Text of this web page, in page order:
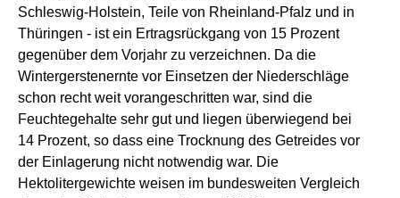
Schleswig-Holstein, Teile von Rheinland-Pfalz und in
Thüringen - ist ein Ertragsrückgang von 15 Prozent
gegenüber dem Vorjahr zu verzeichnen. Da die
Wintergerstenernte vor Einsetzen der Niederschläge
schon recht weit vorangeschritten war, sind die
Feuchtegehalte sehr gut und liegen überwiegend bei
14 Prozent, so dass eine Trocknung des Getreides vor
der Einlagerung nicht notwendig war. Die
Hektolitergewichte weisen im bundesweiten Vergleich